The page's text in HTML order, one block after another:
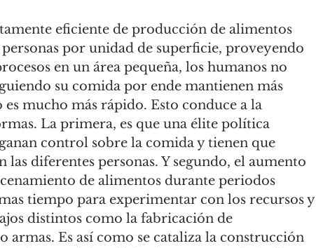
por unidad de superficie, proveyendo
en un área pequeña, los humanos no
su comida por ende mantienen más
mucho más rápido. Esto conduce a la
La primera, es que una élite política
control sobre la comida y tienen que
diferentes personas. Y segundo, el aumento
de alimentos durante periodos
tiempo para experimentar con los recursos y
distintos como la fabricación de
armas. Es así como se cataliza la construcción